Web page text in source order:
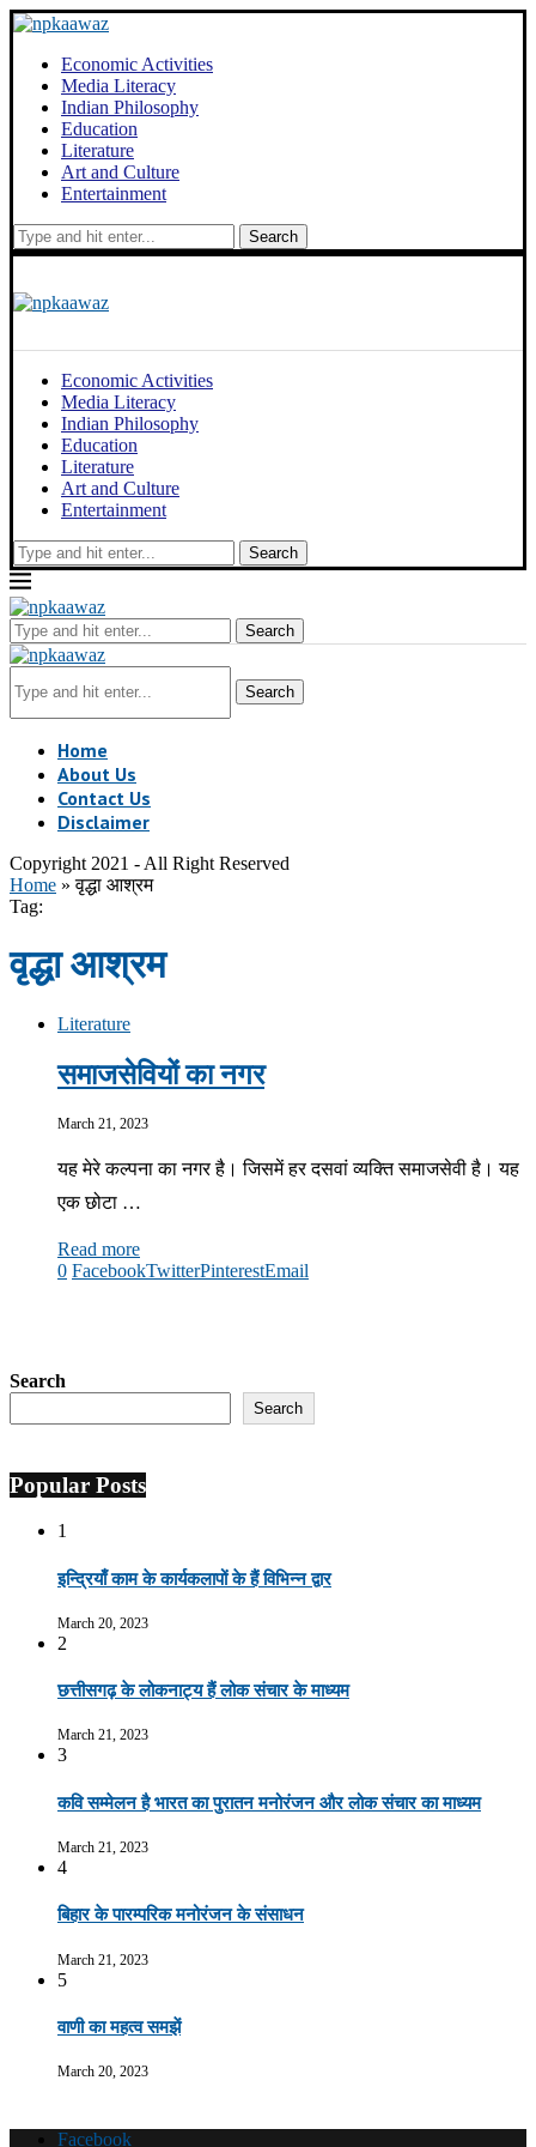
Economic Activities
Media Literacy
Indian Philosophy
Education
Literature
Art and Culture
Entertainment
Search
Economic Activities
Media Literacy
Indian Philosophy
Education
Literature
Art and Culture
Entertainment
Search
Search
Search
Home
About Us
Contact Us
Disclaimer
Copyright 2021 - All Right Reserved
Home »वृद्धा आश्रम
Tag:
वृद्धा आश्रम
Literature
समाजसेवियों का नगर
March 21, 2023
यह मेरे कल्पना का नगर है। जिसमें हर दसवां व्यक्ति समाजसेवी है। यह
एक छोटा …
Read more
0 FacebookTwitterPinterestEmail
Search
Search
Popular Posts
1
इन्द्रियाँ काम के कार्यकलापों के हैं विभिन्न द्वार
March 20, 2023
2
छत्तीसगढ़ के लोकनाट्य हैं लोक संचार के माध्यम
March 21, 2023
3
कवि सम्मेलन है भारत का पुरातन मनोरंजन और लोक संचार का माध्यम
March 21, 2023
4
बिहार के पारम्परिक मनोरंजन के संसाधन
March 21, 2023
5
वाणी का महत्व समझें
March 20, 2023
Facebook